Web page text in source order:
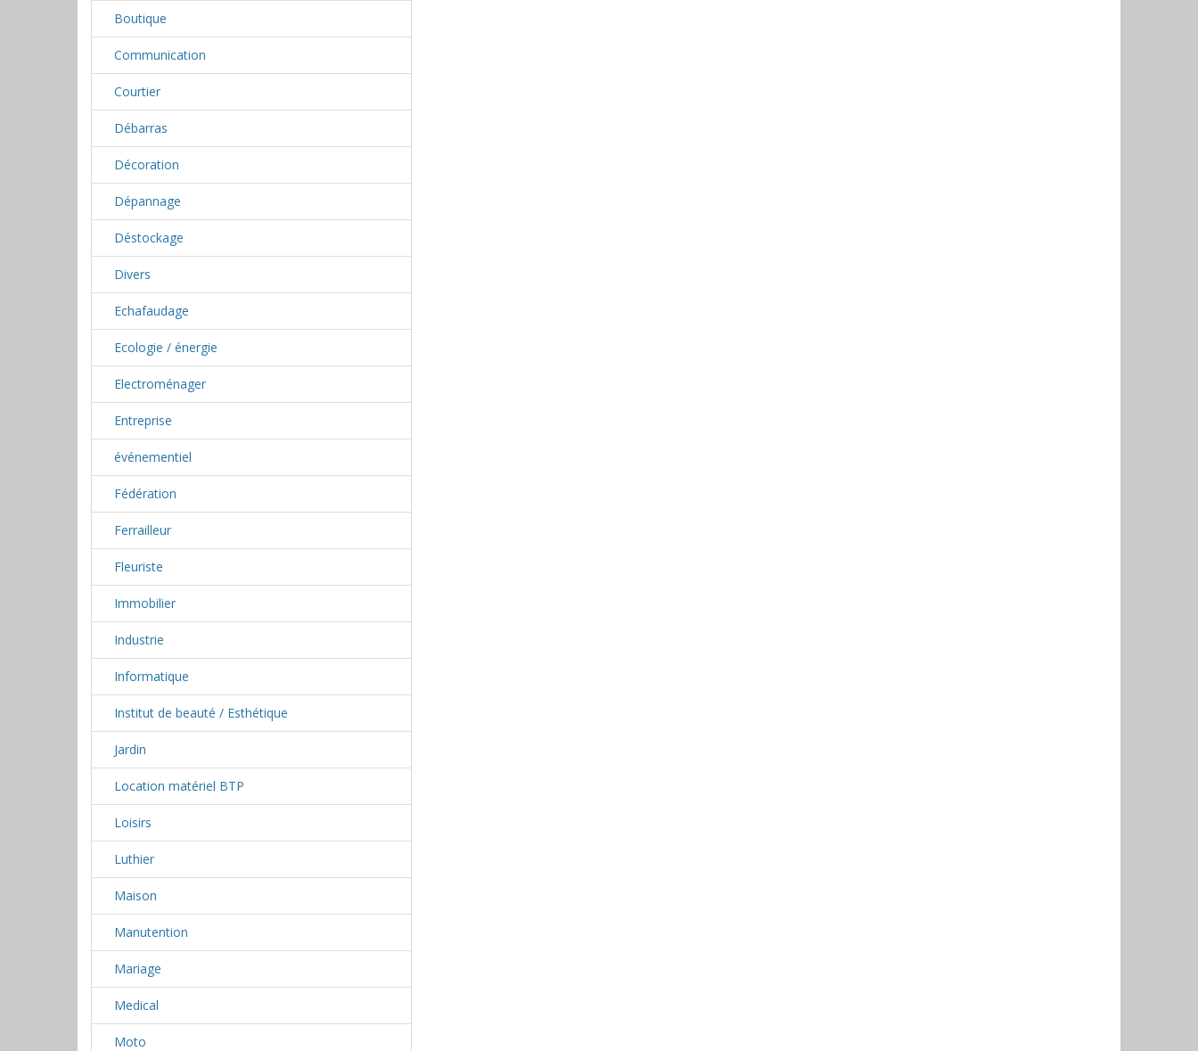
Boutique
Communication
Courtier
Débarras
Décoration
Dépannage
Déstockage
Divers
Echafaudage
Ecologie / énergie
Electroménager
Entreprise
événementiel
Fédération
Ferrailleur
Fleuriste
Immobilier
Industrie
Informatique
Institut de beauté / Esthétique
Jardin
Location matériel BTP
Loisirs
Luthier
Maison
Manutention
Mariage
Medical
Moto